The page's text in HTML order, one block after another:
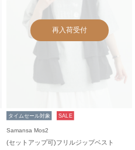
再入荷受付
タイムセール対象 SALE
Samansa Mos2
(セットアップ可)フリルジップベスト